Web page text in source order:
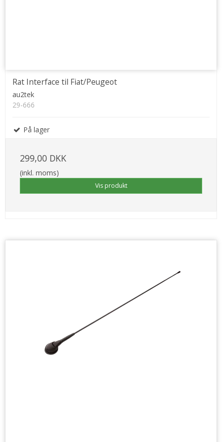
Rat Interface til Fiat/Peugeot
au2tek
29-666
På lager
299,00 DKK
(inkl. moms)
Vis produkt